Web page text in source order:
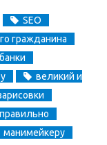
SEO
гражданина
банки
великий и
манимейкеру